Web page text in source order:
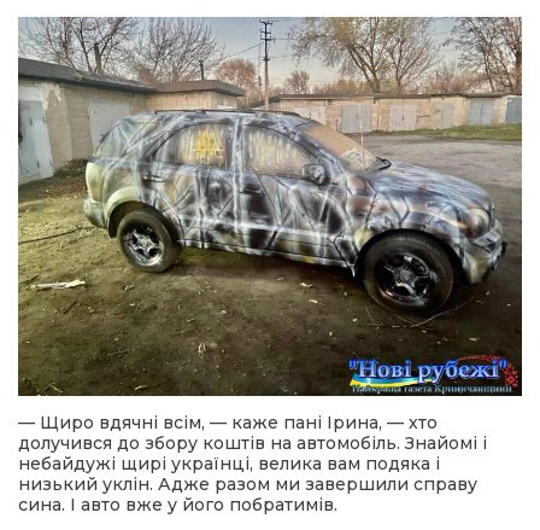
— Щиро вдячні всім, — каже пані Ірина, — хто
долучився до збору коштів на автомобіль. Знайомі і
небайдужі щирі українці, велика вам подяка і
низький уклін. Адже разом ми завершили справу
сина. І авто вже у його побратимів.